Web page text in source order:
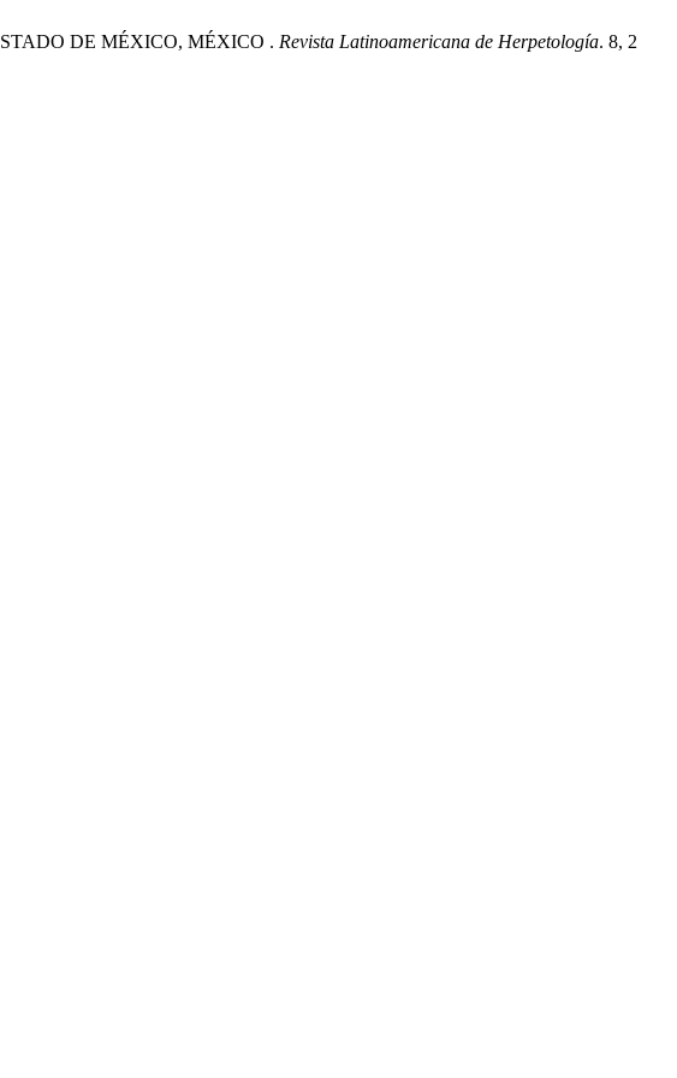
DE MÉXICO, MÉXICO . Revista Latinoamericana de Herpetología. 8, 2